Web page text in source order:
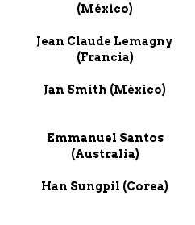
(México)
Jean Claude Lemagny
(Francia)
Jan Smith (México)
Emmanuel Santos
(Australia)
Han Sungpil (Corea)